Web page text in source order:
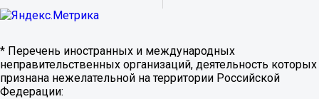
* Перечень иностранных и международных
неправительственных организаций, деятельность которых
признана нежелательной на территории Российской
Федерации: